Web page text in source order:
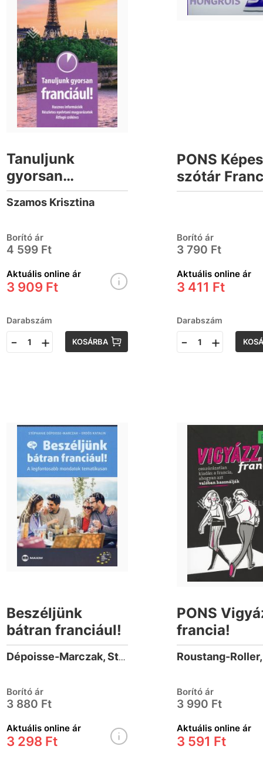
Tanuljunk
gyorsan
franciául!
(letölthető
Szamos Krisztina
Borító ár
4 599 Ft
Aktuális online ár
3 909 Ft
Darabszám
- + KOSÁRBA
PONS Képes
szótár
Magyar
Borító ár
3 790 Ft
Aktuális online ár
3 411 Ft
Darabszám
- +
Beszéljünk
bátran franciául!
Dépoisse-Marczak, Stéphanie
Borító ár
3 880 Ft
Aktuális online ár
3 298 Ft
PONS
francia!
Borító ár
3 990 Ft
Aktuális online ár
3 591 Ft